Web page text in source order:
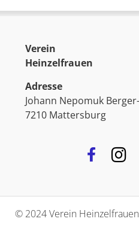
Verein
Heinzelfrauen
Adresse
Johann Nepomuk
7210 Mattersburg
© 2024 Verein